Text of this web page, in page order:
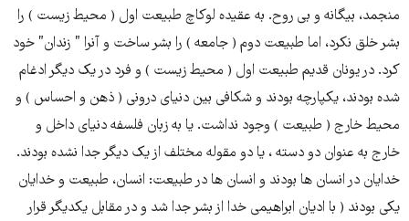
منجمد، بيگانه و بی روح. به عقیده لوکاچ طبيعت اول ( محيط زيست ) را
بشر خلق نکرد، اما طبيعت دوم ( جامعه ) را بشر ساخت و آنرا ” زندان” خود
کرد. در يونان قديم طبيعت اول ( محیط زیست ) و فرد در يک ديگر ادغام
شده بودند، یکپارچه بودند و شکافی بين دنیای درونی ( ذهن و احساس ) و
محیط خارج ( طبیعت ) وجود نداشت. يا به زبان فلسفه دنیای داخل و
خارج به عنوان دو دسته ، يا دو مقوله مختلف از يک ديگر جدا نشده بودند.
خدايان در انسان ها بودند و انسان ها در طبیعت: انسان، طبيعت و خدایان
يکی بودند ( با اديان ابراهيمی خدا از بشر جدا شد و در مقابل يکديگر قرار